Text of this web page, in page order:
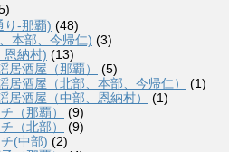
り-那覇) (48)
本部、今帰仁) (3)
恩納村) (13)
居酒屋（那覇）
(5)
居酒屋（北部、本部、今帰仁）
(1)
居酒屋（中部、恩納村）
(1)
（那覇）
(9)
（北部）
(9)
(中部) (2)